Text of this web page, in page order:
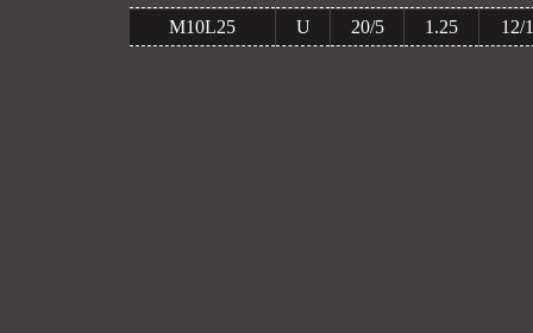
M10L25
U 20/5 1.25 12/